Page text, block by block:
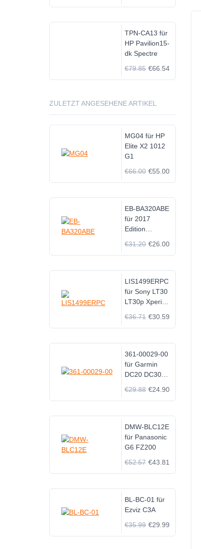
TPN-CA13 für
HP Pavilion15-
dk Spectre
€79.85 €66.54
ZULETZT ANGESEHENE ARTIKEL
MG04 für HP
Elite X2 1012
G1
€66.00 €55.00
EB-BA320ABE
für 2017
Edition
€31.20 €26.00
LIS1499ERPC
für Sony LT30
LT30p Xperia
€36.71 €30.59
361-00029-00
für Garmin
DC20 DC30
€29.88 €24.90
DMW-BLC12E
für Panasonic
G6 FZ200
€52.57 €43.81
BL-BC-01 für
Ezviz C3A
€35.99 €29.99